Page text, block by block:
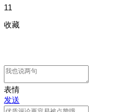
11
收藏
表情
发送